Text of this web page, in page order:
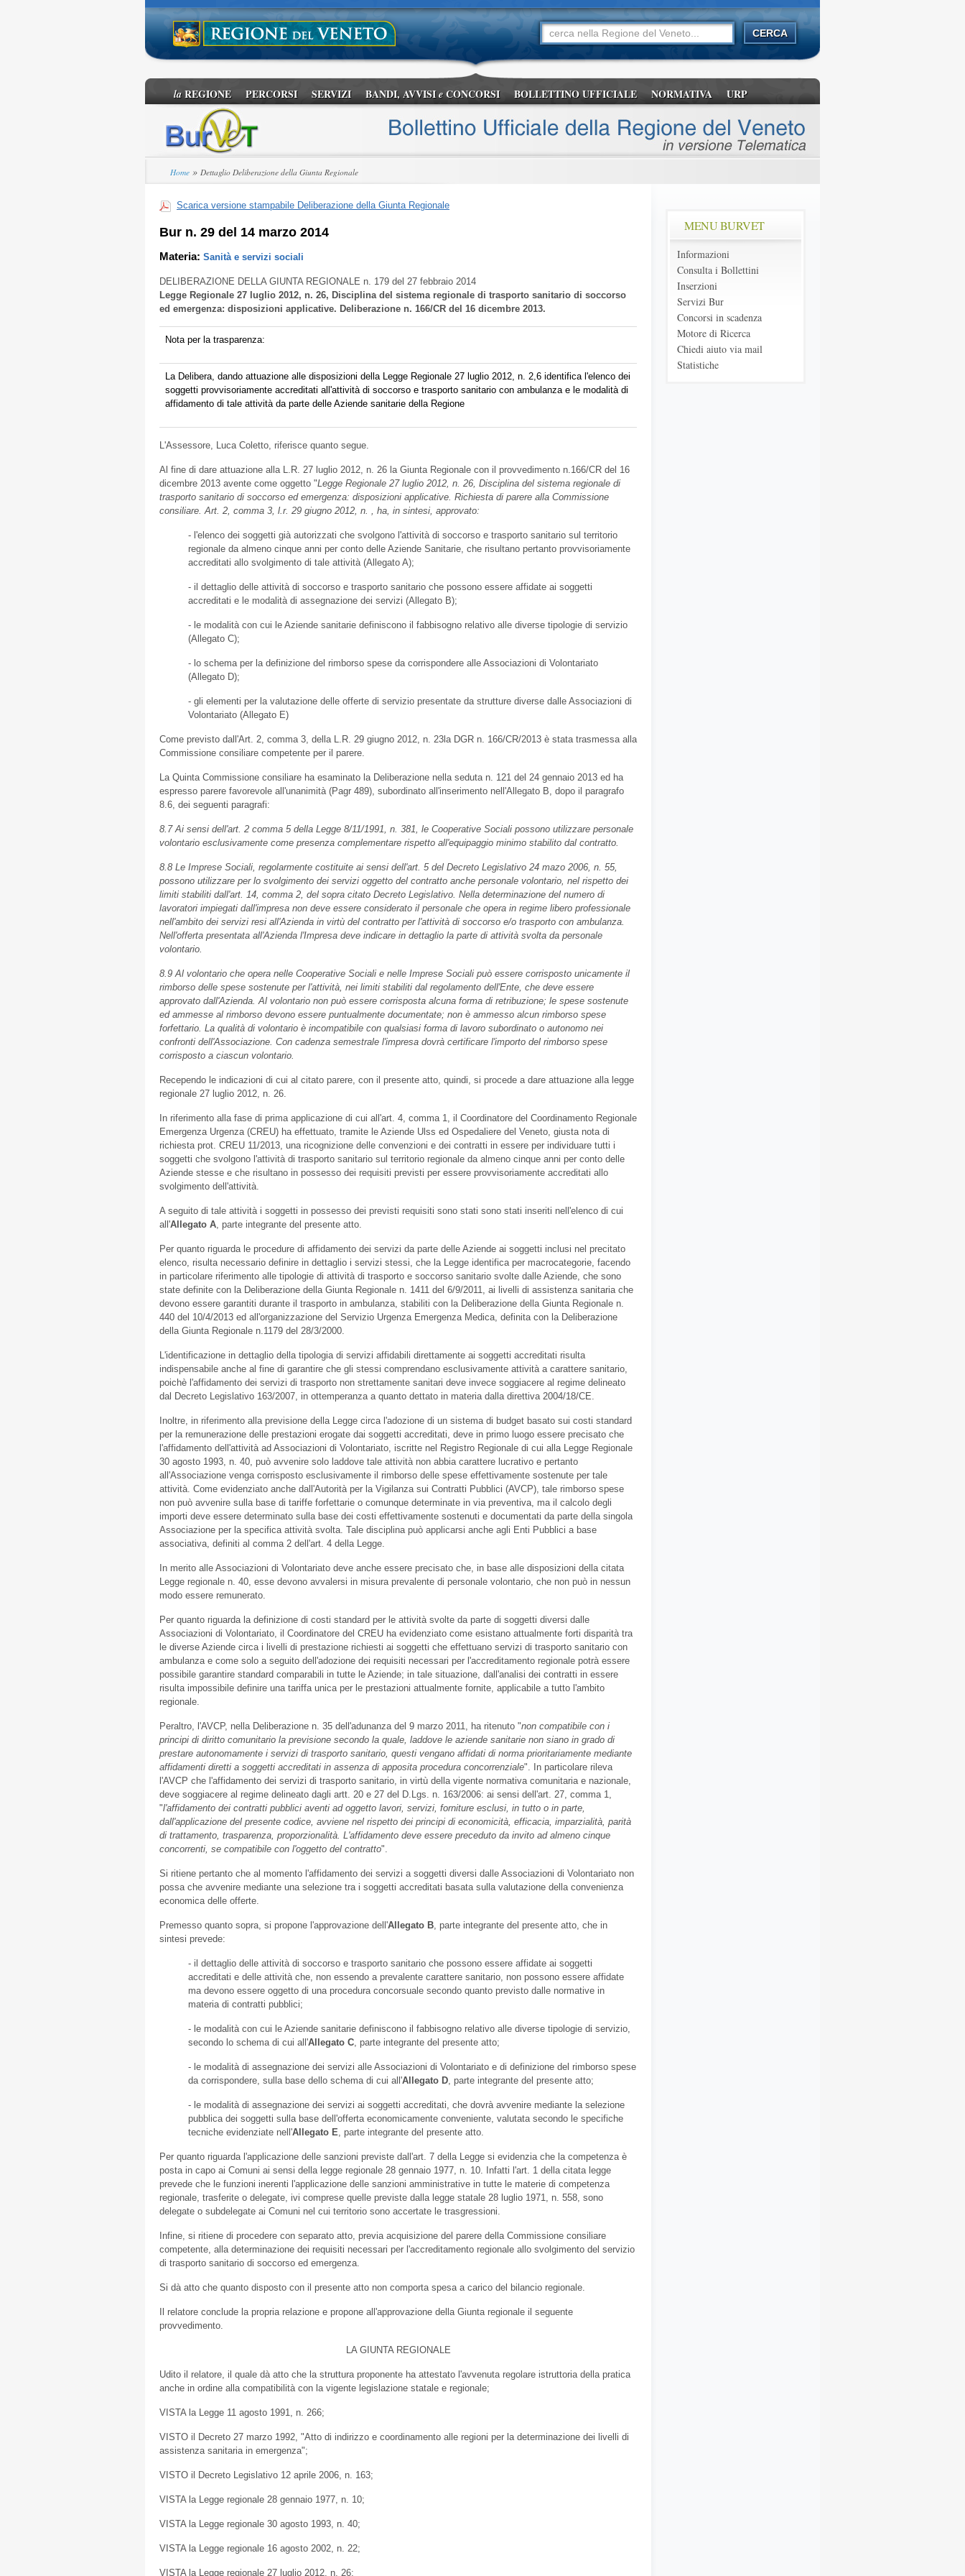
laREGIONE PERCORSI SERVIZI BANDI, AVVISIeCONCORSI BOLLETTINO UFFICIALE NORMATIVA URP
Home » Dettaglio Deliberazione della Giunta Regionale
Scarica versione stampabile Deliberazione della Giunta Regionale
Bur n. 29 del 14 marzo 2014
Materia: Sanità e servizi sociali
DELIBERAZIONE DELLA GIUNTA REGIONALE n. 179 del 27 febbraio 2014
Legge Regionale 27 luglio 2012, n. 26, Disciplina del sistema regionale di trasporto sanitario di soccorso
ed emergenza: disposizioni applicative. Deliberazione n. 166/CR del 16 dicembre 2013.
Nota per la trasparenza:
La Delibera, dando attuazione alle disposizioni della Legge Regionale 27 luglio 2012, n. 2,6 identifica l'elenco dei
soggetti provvisoriamente accreditati all'attività di soccorso e trasporto sanitario con ambulanza e le modalità di
affidamento di tale attività da parte delle Aziende sanitarie della Regione
L'Assessore, Luca Coletto, riferisce quanto segue.
Al fine di dare attuazione alla L.R. 27 luglio 2012, n. 26 la Giunta Regionale con il provvedimento n.166/CR del 16
dicembre 2013 avente come oggetto "Legge Regionale 27 luglio 2012, n. 26, Disciplina del sistema regionale di
trasporto sanitario di soccorso ed emergenza: disposizioni applicative. Richiesta di parere alla Commissione
consiliare. Art. 2, comma 3, l.r. 29 giugno 2012, n. , ha, in sintesi, approvato:
- l'elenco dei soggetti già autorizzati che svolgono l'attività di soccorso e trasporto sanitario sul territorio
regionale da almeno cinque anni per conto delle Aziende Sanitarie, che risultano pertanto provvisoriamente
accreditati allo svolgimento di tale attività (Allegato A);
- il dettaglio delle attività di soccorso e trasporto sanitario che possono essere affidate ai soggetti
accreditati e le modalità di assegnazione dei servizi (Allegato B);
- le modalità con cui le Aziende sanitarie definiscono il fabbisogno relativo alle diverse tipologie di servizio
(Allegato C);
- lo schema per la definizione del rimborso spese da corrispondere alle Associazioni di Volontariato
(Allegato D);
- gli elementi per la valutazione delle offerte di servizio presentate da strutture diverse dalle Associazioni di
Volontariato (Allegato E)
Come previsto dall'Art. 2, comma 3, della L.R. 29 giugno 2012, n. 23la DGR n. 166/CR/2013 è stata trasmessa alla
Commissione consiliare competente per il parere.
La Quinta Commissione consiliare ha esaminato la Deliberazione nella seduta n. 121 del 24 gennaio 2013 ed ha
espresso parere favorevole all'unanimità (Pagr 489), subordinato all'inserimento nell'Allegato B, dopo il paragrafo
8.6, dei seguenti paragrafi:
8.7 Ai sensi dell'art. 2 comma 5 della Legge 8/11/1991, n. 381, le Cooperative Sociali possono utilizzare personale
volontario esclusivamente come presenza complementare rispetto all'equipaggio minimo stabilito dal contratto.
8.8 Le Imprese Sociali, regolarmente costituite ai sensi dell'art. 5 del Decreto Legislativo 24 mazo 2006, n. 55,
possono utilizzare per lo svolgimento dei servizi oggetto del contratto anche personale volontario, nel rispetto dei
limiti stabiliti dall'art. 14, comma 2, del sopra citato Decreto Legislativo. Nella determinazione del numero di
lavoratori impiegati dall'impresa non deve essere considerato il personale che opera in regime libero professionale
nell'ambito dei servizi resi all'Azienda in virtù del contratto per l'attività di soccorso e/o trasporto con ambulanza.
Nell'offerta presentata all'Azienda l'Impresa deve indicare in dettaglio la parte di attività svolta da personale
volontario.
8.9Al volontario che opera nelle Cooperative Sociali e nelle Imprese Sociali può essere corrisposto unicamente il
rimborso delle spese sostenute per l'attività, nei limiti stabiliti dal regolamento dell'Ente, che deve essere
approvato dall'Azienda. Al volontario non può essere corrisposta alcuna forma di retribuzione; le spese sostenute
ed ammesse al rimborso devono essere puntualmente documentate; non è ammesso alcun rimborso spese
forfettario. La qualità di volontario è incompatibile con qualsiasi forma di lavoro subordinato o autonomo nei
confronti dell'Associazione. Con cadenza semestrale l'impresa dovrà certificare l'importo del rimborso spese
corrisposto a ciascun volontario.
Recependo le indicazioni di cui al citato parere, con il presente atto, quindi, si procede a dare attuazione alla legge
regionale 27 luglio 2012, n. 26.
In riferimento alla fase di prima applicazione di cui all'art. 4, comma 1, il Coordinatore del Coordinamento Regionale
Emergenza Urgenza (CREU) ha effettuato, tramite le Aziende Ulss ed Ospedaliere del Veneto, giusta nota di
richiesta prot. CREU 11/2013, una ricognizione delle convenzioni e dei contratti in essere per individuare tutti i
soggetti che svolgono l'attività di trasporto sanitario sul territorio regionale da almeno cinque anni per conto delle
Aziende stesse e che risultano in possesso dei requisiti previsti per essere provvisoriamente accreditati allo
svolgimento dell'attività.
A seguito di tale attività i soggetti in possesso dei previsti requisiti sono stati sono stati inseriti nell'elenco di cui
all'Allegato A, parte integrante del presente atto.
Per quanto riguarda le procedure di affidamento dei servizi da parte delle Aziende ai soggetti inclusi nel precitato
elenco, risulta necessario definire in dettaglio i servizi stessi, che la Legge identifica per macrocategorie, facendo
in particolare riferimento alle tipologie di attività di trasporto e soccorso sanitario svolte dalle Aziende, che sono
state definite con la Deliberazione della Giunta Regionale n. 1411 del 6/9/2011, ai livelli di assistenza sanitaria che
devono essere garantiti durante il trasporto in ambulanza, stabiliti con la Deliberazione della Giunta Regionale n.
440 del 10/4/2013 ed all'organizzazione del Servizio Urgenza Emergenza Medica, definita con la Deliberazione
della Giunta Regionale n.1179 del 28/3/2000.
L'identificazione in dettaglio della tipologia di servizi affidabili direttamente ai soggetti accreditati risulta
indispensabile anche al fine di garantire che gli stessi comprendano esclusivamente attività a carattere sanitario,
poichè l'affidamento dei servizi di trasporto non strettamente sanitari deve invece soggiacere al regime delineato
dal Decreto Legislativo 163/2007, in ottemperanza a quanto dettato in materia dalla direttiva 2004/18/CE.
Inoltre, in riferimento alla previsione della Legge circa l'adozione di un sistema di budget basato sui costi standard
per la remunerazione delle prestazioni erogate dai soggetti accreditati, deve in primo luogo essere precisato che
l'affidamento dell'attività ad Associazioni di Volontariato, iscritte nel Registro Regionale di cui alla Legge Regionale
30 agosto 1993, n. 40, può avvenire solo laddove tale attività non abbia carattere lucrativo e pertanto
all'Associazione venga corrisposto esclusivamente il rimborso delle spese effettivamente sostenute per tale
attività. Come evidenziato anche dall'Autorità per la Vigilanza sui Contratti Pubblici (AVCP), tale rimborso spese
non può avvenire sulla base di tariffe forfettarie o comunque determinate in via preventiva, ma il calcolo degli
importi deve essere determinato sulla base dei costi effettivamente sostenuti e documentati da parte della singola
Associazione per la specifica attività svolta. Tale disciplina può applicarsi anche agli Enti Pubblici a base
associativa, definiti al comma 2 dell'art. 4 della Legge.
In merito alle Associazioni di Volontariato deve anche essere precisato che, in base alle disposizioni della citata
Legge regionale n. 40, esse devono avvalersi in misura prevalente di personale volontario, che non può in nessun
modo essere remunerato.
Per quanto riguarda la definizione di costi standard per le attività svolte da parte di soggetti diversi dalle
Associazioni di Volontariato, il Coordinatore del CREU ha evidenziato come esistano attualmente forti disparità tra
le diverse Aziende circa i livelli di prestazione richiesti ai soggetti che effettuano servizi di trasporto sanitario con
ambulanza e come solo a seguito dell'adozione dei requisiti necessari per l'accreditamento regionale potrà essere
possibile garantire standard comparabili in tutte le Aziende; in tale situazione, dall'analisi dei contratti in essere
risulta impossibile definire una tariffa unica per le prestazioni attualmente fornite, applicabile a tutto l'ambito
regionale.
Peraltro, l'AVCP, nella Deliberazione n. 35 dell'adunanza del 9 marzo 2011, ha ritenuto "non compatibile con i
principi di diritto comunitario la previsione secondo la quale, laddove le aziende sanitarie non siano in grado di
prestare autonomamente i servizi di trasporto sanitario, questi vengano affidati di norma prioritariamente mediante
affidamenti diretti a soggetti accreditati in assenza di apposita procedura concorrenziale". In particolare rileva
l'AVCP che l'affidamento dei servizi di trasporto sanitario, in virtù della vigente normativa comunitaria e nazionale,
deve soggiacere al regime delineato dagli artt. 20 e 27 del D.Lgs. n. 163/2006: ai sensi dell'art. 27, comma 1,
"l'affidamento dei contratti pubblici aventi ad oggetto lavori, servizi, forniture esclusi, in tutto o in parte,
dall'applicazione del presente codice, avviene nel rispetto dei principi di economicità, efficacia, imparzialità, parità
di trattamento, trasparenza, proporzionalità. L'affidamento deve essere preceduto da invito ad almeno cinque
concorrenti, se compatibile con l'oggetto del contratto".
Si ritiene pertanto che al momento l'affidamento dei servizi a soggetti diversi dalle Associazioni di Volontariato non
possa che avvenire mediante una selezione tra i soggetti accreditati basata sulla valutazione della convenienza
economica delle offerte.
Premesso quanto sopra, si propone l'approvazione dell'Allegato B, parte integrante del presente atto, che in
sintesi prevede:
- il dettaglio delle attività di soccorso e trasporto sanitario che possono essere affidate ai soggetti
accreditati e delle attività che, non essendo a prevalente carattere sanitario, non possono essere affidate
ma devono essere oggetto di una procedura concorsuale secondo quanto previsto dalle normative in
materia di contratti pubblici;
- le modalità con cui le Aziende sanitarie definiscono il fabbisogno relativo alle diverse tipologie di servizio,
secondo lo schema di cui all'Allegato C, parte integrante del presente atto;
- le modalità di assegnazione dei servizi alle Associazioni di Volontariato e di definizione del rimborso spese
da corrispondere, sulla base dello schema di cui all'Allegato D, parte integrante del presente atto;
- le modalità di assegnazione dei servizi ai soggetti accreditati, che dovrà avvenire mediante la selezione
pubblica dei soggetti sulla base dell'offerta economicamente conveniente, valutata secondo le specifiche
tecniche evidenziate nell'Allegato E, parte integrante del presente atto.
Per quanto riguarda l'applicazione delle sanzioni previste dall'art. 7 della Legge si evidenzia che la competenza è
posta in capo ai Comuni ai sensi della legge regionale 28 gennaio 1977, n. 10. Infatti l'art. 1 della citata legge
prevede che le funzioni inerenti l'applicazione delle sanzioni amministrative in tutte le materie di competenza
regionale, trasferite o delegate, ivi comprese quelle previste dalla legge statale 28 luglio 1971, n. 558, sono
delegate o subdelegate ai Comuni nel cui territorio sono accertate le trasgressioni.
Infine, si ritiene di procedere con separato atto, previa acquisizione del parere della Commissione consiliare
competente, alla determinazione dei requisiti necessari per l'accreditamento regionale allo svolgimento del servizio
di trasporto sanitario di soccorso ed emergenza.
Si dà atto che quanto disposto con il presente atto non comporta spesa a carico del bilancio regionale.
Il relatore conclude la propria relazione e propone all'approvazione della Giunta regionale il seguente
provvedimento.
LA GIUNTA REGIONALE
Udito il relatore, il quale dà atto che la struttura proponente ha attestato l'avvenuta regolare istruttoria della pratica
anche in ordine alla compatibilità con la vigente legislazione statale e regionale;
VISTA la Legge 11 agosto 1991, n. 266;
VISTO il Decreto 27 marzo 1992, "Atto di indirizzo e coordinamento alle regioni per la determinazione dei livelli di
assistenza sanitaria in emergenza";
VISTO il Decreto Legislativo 12 aprile 2006, n. 163;
VISTA la Legge regionale 28 gennaio 1977, n. 10;
VISTA la Legge regionale 30 agosto 1993, n. 40;
VISTA la Legge regionale 16 agosto 2002, n. 22;
VISTA la Legge regionale 27 luglio 2012, n. 26;
MENU BURVET
Informazioni
Consulta i Bollettini
Inserzioni
Servizi Bur
Concorsi in scadenza
Motore di Ricerca
Chiedi aiuto via mail
Statistiche